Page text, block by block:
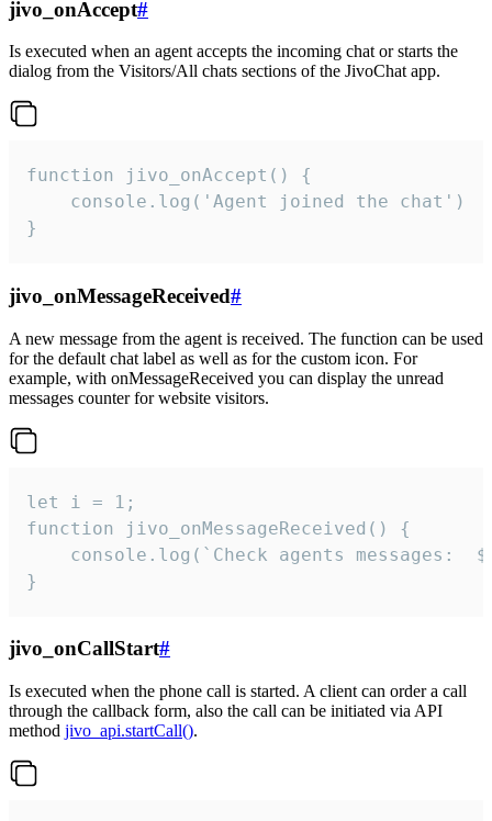
jivo_onAccept#
Is executed when an agent accepts the incoming chat or starts the
dialog from the Visitors/All chats sections of the JivoChat app.
function jivo_onAccept() {
}
jivo_onMessageReceived#
A new message from the agent is received. The function can be used
for the default chat label as well as for the custom icon. For
example, with onMessageReceived you can display the unread
messages counter for website visitors.
let i = 1;
function jivo_onMessageReceived() {
}
jivo_onCallStart#
Is executed when the phone call is started. A client can order a call
through the callback form, also the call can be initiated via API
method jivo_api.startCall().